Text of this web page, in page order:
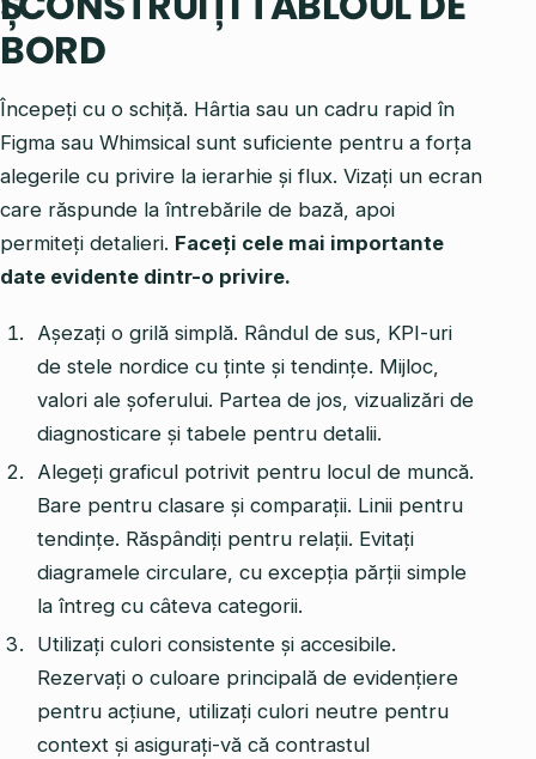
BORD
Începeți cu o schiță. Hârtia sau un cadru rapid în
Figma sau Whimsical sunt suficiente pentru a forța
alegerile cu privire la ierarhie și flux. Vizați un ecran
care răspunde la întrebările de bază, apoi
permiteți detalieri. Faceți cele mai importante
date evidente dintr-o privire.
Așezați o grilă simplă. Rândul de sus, KPI-uri
de stele nordice cu ținte și tendințe. Mijloc,
valori ale șoferului. Partea de jos, vizualizări de
diagnosticare și tabele pentru detalii.
Alegeți graficul potrivit pentru locul de muncă.
Bare pentru clasare și comparații. Linii pentru
tendințe. Răspândiți pentru relații. Evitați
diagramele circulare, cu excepția părții simple
la întreg cu câteva categorii.
Utilizați culori consistente și accesibile.
Rezervați o culoare principală de evidențiere
pentru acțiune, utilizați culori neutre pentru
context și asigurați-vă că contrastul